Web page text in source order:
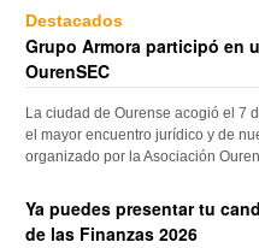
Destacados
Grupo Armora participó en
OurenSEC
La ciudad de Ourense acogió el 7
el mayor encuentro jurídico y de
organizado por la Asociación
Ya puedes presentar tu
de las Finanzas 2026